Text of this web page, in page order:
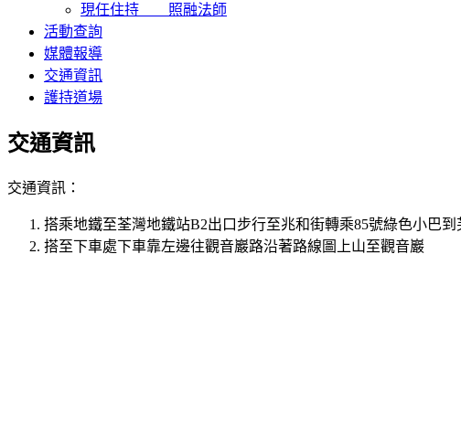
現任住持 照融法師
活動查詢
媒體報導
交通資訊
護持道場
交通資訊
交通資訊：
搭乘地鐵至荃灣地鐵站B2出口步行至兆和街轉乘85號綠色小巴
搭至下車處下車靠左邊往觀音巖路沿著路線圖上山至觀音巖